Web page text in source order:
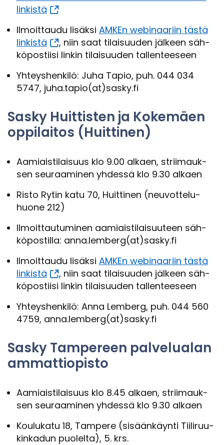
lin­kis­tä
Il­moit­tau­du li­säk­si AMKEn webinaariin tästä
lin­kis­tä
, niin saat ti­lai­suu­den jäl­keen säh­
kö­pos­tii­si lin­kin ti­lai­suu­den tal­len­tee­seen
Yh­teys­hen­ki­lö: Juha Tapio, puh. 044 034
5747, juha.tapio(at)sasky.fi
Sasky Huit­tis­ten ja Ko­ke­mäen
op­pi­lai­tos (Huit­ti­nen)
Aa­miais­ti­lai­suus klo 9.00 al­kaen, strii­mauk­
sen seu­raa­mi­nen yh­des­sä klo 9.30 al­kaen
Risto Rytin katu 70, Huit­ti­nen (neu­vot­te­lu­
huo­ne 212)
Il­moit­tau­tu­mi­nen aa­miais­ti­lai­suu­teen säh­
kö­pos­til­la: anna.lem­berg(at)sasky.fi
Il­moit­tau­du li­säk­si AMKEn webinaariin tästä
lin­kis­tä
, niin saat ti­lai­suu­den jäl­keen säh­
kö­pos­tii­si lin­kin ti­lai­suu­den tal­len­tee­seen
Yh­teys­hen­ki­lö: Anna Lem­berg, puh. 044 560
4759, anna.lem­berg(at)sasky.fi
Sasky Tam­pe­reen pal­ve­lua­lan
am­mat­tio­pis­to
Aa­miais­ti­lai­suus klo 8.45 al­kaen, strii­mauk­
sen seu­raa­mi­nen yh­des­sä klo 9.30 al­kaen
Kou­lu­ka­tu 18, Tam­pe­re (si­sään­käyn­ti Tii­li­ruu­
kin­ka­dun puo­lel­ta), 5. krs.